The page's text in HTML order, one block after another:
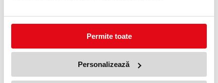
Permite toate
Personalizează
Continut:
- Mina pix Parker montata
- Garantie internationala si instructiuni de folosire